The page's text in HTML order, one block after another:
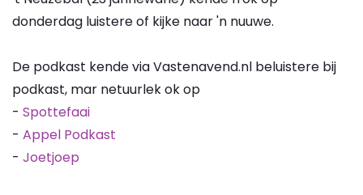
donderdag luistere of kijke naar 'n nuuwe.
De podkast kende via Vastenavend.nl beluistere bij
podkast, mar netuurlek ok op
- Spottefaai
- Appel Podkast
- Joetjoep